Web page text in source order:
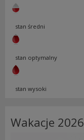
stan średni
stan optymalny
stan wysoki
Wakacje 2026